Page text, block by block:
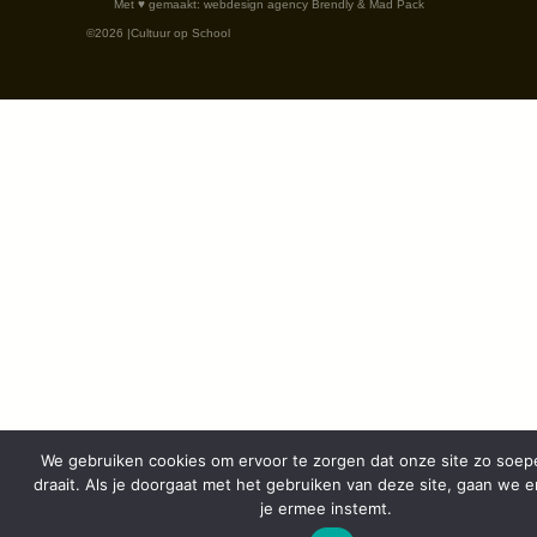
Met ♥︎ gemaakt: webdesign agency Brendly & Mad Pack
©2026 |Cultuur op School
We gebruiken cookies om ervoor te zorgen dat onze site zo
draait. Als je doorgaat met het gebruiken van deze site, gaan we
je ermee instemt.